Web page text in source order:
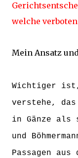
welche
Mein Ansatz
Wichtiger
verstehe,
in Gänze
und
Passagen